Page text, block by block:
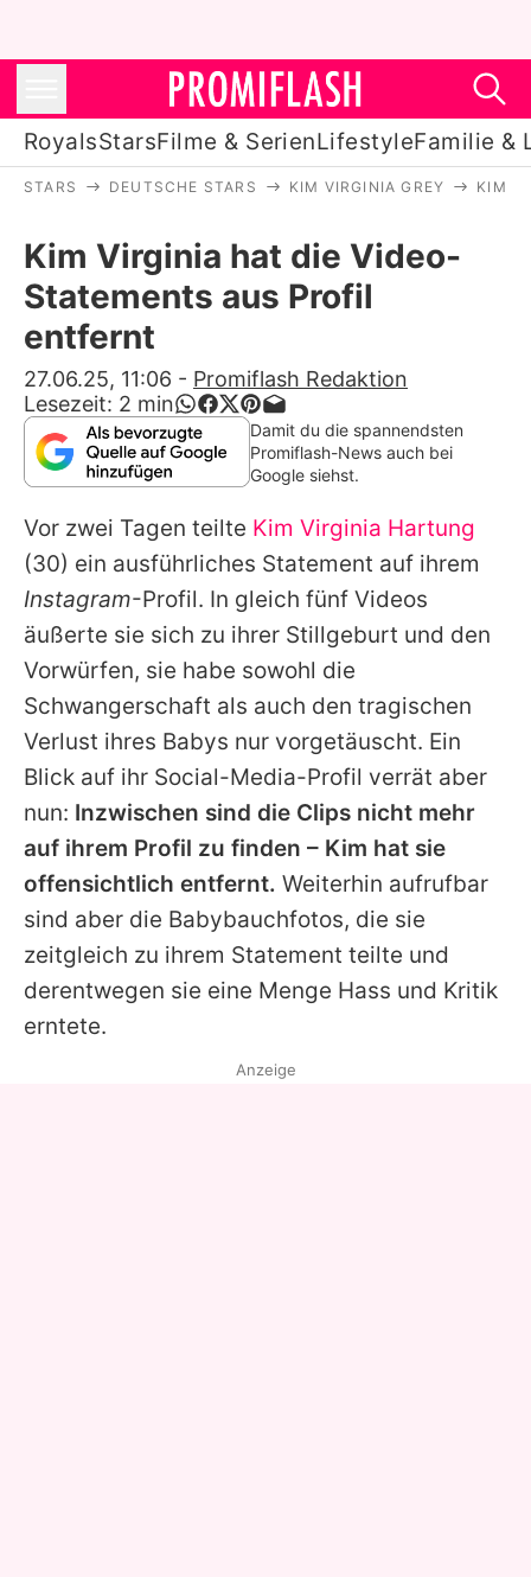
RoyalsStarsFilme & SerienLifestyleFamilie &
Stars
Filme & Serien
Lifestyle
Familie & Liebe
Promiflash Exklusiv
Alle Themen auf Promiflash
Jobs
App runterladen
Team
Redaktionelle Richtlinien
Impressum
Datenschutzerklärung
Utiq verwalten
STARS DEUTSCHE STARS KIM VIRGINIA GREY KIM
Kim Virginia hat die Video-
Statements aus Profil
entfernt
27.06.25, 11:06 - Promiflash Redaktion
Lesezeit: 2 min
Damit du die spannendsten
Promiflash-News auch bei
Google siehst.
Vor zwei Tagen teilte Kim Virginia Hartung
(30) ein ausführliches Statement auf ihrem
Instagram-Profil. In gleich fünf Videos
äußerte sie sich zu ihrer Stillgeburt und den
Vorwürfen, sie habe sowohl die
Schwangerschaft als auch den tragischen
Verlust ihres Babys nur vorgetäuscht. Ein
Blick auf ihr Social-Media-Profil verrät aber
nun: Inzwischen sind die Clips nicht mehr
auf ihrem Profil zu finden – Kim hat sie
offensichtlich entfernt. Weiterhin aufrufbar
sind aber die Babybauchfotos, die sie
zeitgleich zu ihrem Statement teilte und
derentwegen sie eine Menge Hass und Kritik
erntete.
Anzeige